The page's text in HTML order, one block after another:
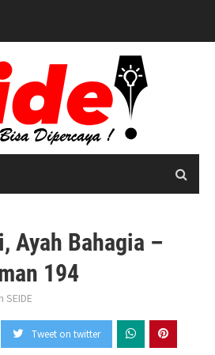
Ayah Bahagia –
194
SEIDE
Tweet on twitter